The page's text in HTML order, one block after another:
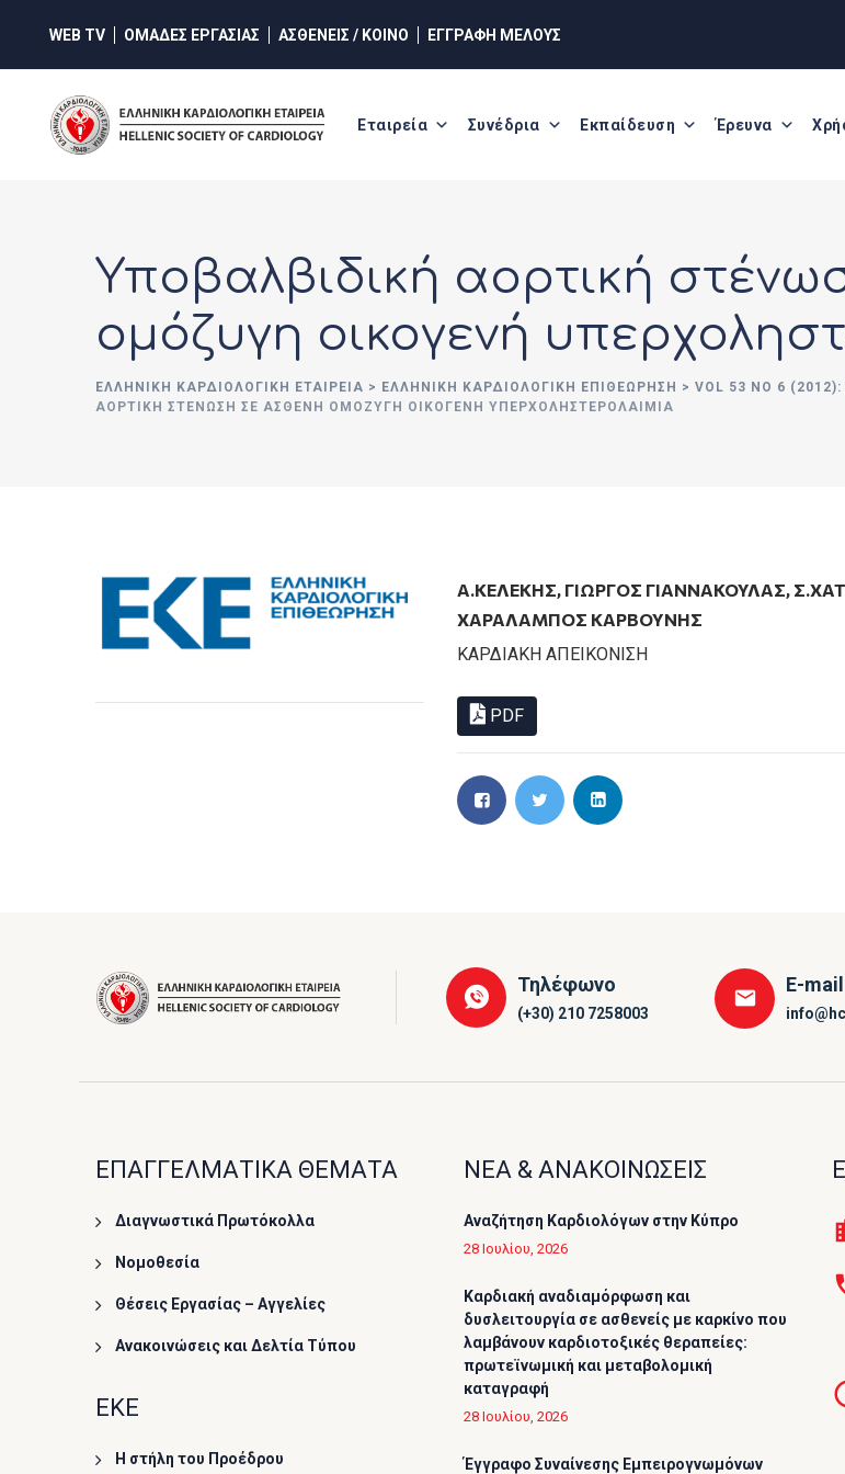
content
WEB TV ΟΜΑΔΕΣ ΕΡΓΑΣΙΑΣ ΑΣΘΕΝΕΙΣ / ΚΟΙΝΟ ΕΓΓΡΑΦΗ ΜΕΛΟΥΣ
Εταιρεία Συνέδρια Εκπαίδευση Έρευνα
Υποβαλβιδική αορτική
ομόζυγη οικογενή
ΕΛΛΗΝΙΚΉ ΚΑΡΔΙΟΛΟΓΙΚΉ ΕΤΑΙΡΕΊΑ > ΕΛΛΗΝΙΚΗ ΚΑΡΔΙΟΛΟΓΙΚΗ ΕΠΙΘΕΩΡΗΣΗ > VOL 53 NO 6
ΑΟΡΤΙΚΉ ΣΤΈΝΩΣΗ ΣΕ ΑΣΘΕΝΉ ΟΜΌΖΥΓΗ ΟΙΚΟΓΕΝΉ ΥΠΕΡΧΟΛΗΣΤΕΡΟΛΑΙΜΊΑ
Α.ΚΕΛΈΚΗΣ, ΓΙΏΡΓΟΣ ΓΙΑΝΝΑΚΟΎΛΑΣ,
ΧΑΡΆΛΑΜΠΟΣ ΚΑΡΒΟΎΝΗΣ
ΚΑΡΔΙΑΚΗ ΑΠΕΙΚΟΝΙΣΗ
PDF
Τηλέφωνο
(+30) 210 7258003
E-mail
ΕΠΑΓΓΕΛΜΑΤΙΚΑ ΘΕΜΑΤΑ
Διαγνωστικά Πρωτόκολλα
Νομοθεσία
Θέσεις Εργασίας – Αγγελίες
Ανακοινώσεις και Δελτία Τύπου
ΕΚΕ
Η στήλη του Προέδρου
ΝΕΑ & ΑΝΑΚΟΙΝΩΣΕΙΣ
Αναζήτηση Καρδιολόγων στην Κύπρο
28 Ιουλίου, 2026
Καρδιακή αναδιαμόρφωση και
δυσλειτουργία σε ασθενείς με καρκίνο που
λαμβάνουν καρδιοτοξικές θεραπείες:
πρωτεϊνωμική και μεταβολομική
καταγραφή
28 Ιουλίου, 2026
Έγγραφο Συναίνεσης Εμπειρογνωμόνων